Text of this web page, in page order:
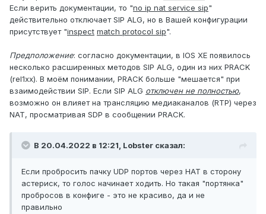
Если верить документации, то "no ip nat service sip"
действительно отключает SIP ALG, но в Вашей конфигурации
присутствует "inspect match protocol sip".
Предположение: согласно документации, в IOS XE появилось
несколько расширенных методов SIP ALG, один из них PRACK
(rel1xx). В моём понимании, PRACK больше "мешается" при
взаимодействии SIP. Если SIP ALG отключен не полностью,
возможно он влияет на трансляцию медиаканалов (RTP) через
NAT, просматривая SDP в сообщении PRACK.
В 20.04.2022 в 12:21, Lobster сказал:
Если пробросить пачку UDP портов через НАТ в сторону
астериск, то голос начинает ходить. Но такая "портянка"
пробросов в конфиге - это не красиво, да и не
правильно